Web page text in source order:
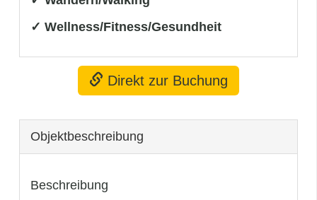
✓ Wellness/Fitness/Gesundheit
Direkt zur Buchung
Objekt­beschreibung
Beschreibung